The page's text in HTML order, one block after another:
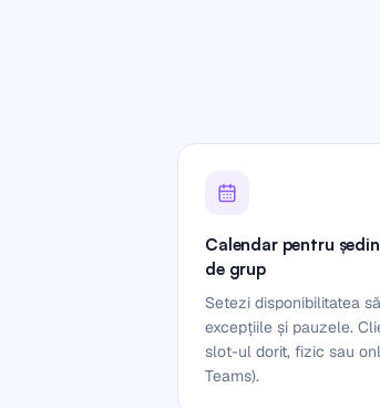
Calendar pentru
de grup
Setezi disponibilitatea
excepțiile și pauzele.
slot-ul dorit, fizic sau
Teams).